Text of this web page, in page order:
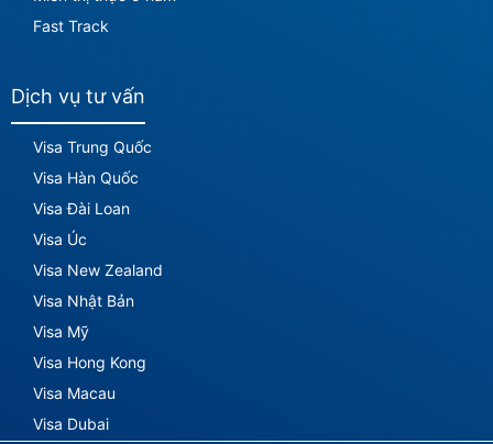
Fast Track
Dịch vụ tư vấn
Visa Trung Quốc
Visa Hàn Quốc
Visa Đài Loan
Visa Úc
Visa New Zealand
Visa Nhật Bản
Visa Mỹ
Visa Hong Kong
Visa Macau
Visa Dubai